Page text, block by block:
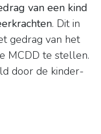
van een kind
. Dit in
gedrag van het
MCDD te stellen.
door de kinder-